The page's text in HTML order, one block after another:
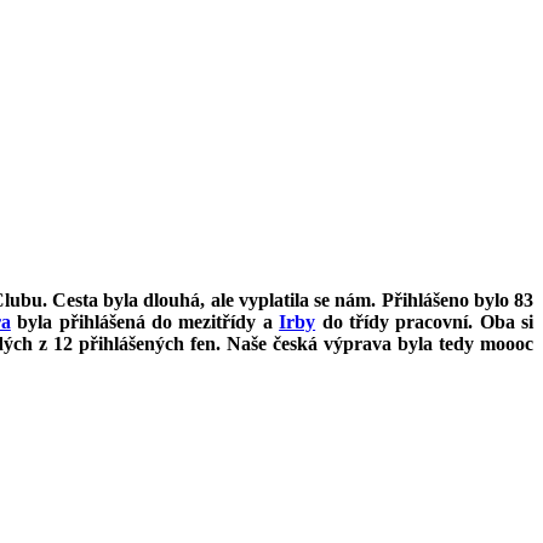
Cesta byla dlouhá, ale vyplatila se nám. Přihlášeno bylo 83
byla přihlášená do mezitřídy aIrby do třídy pracovní. Oba si
z 12 přihlášených fen. Naše česká výprava byla tedy moooc